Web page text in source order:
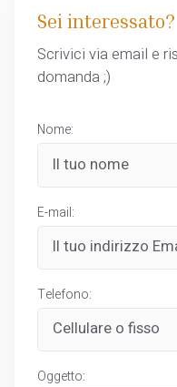
Sei interessato?
Scrivici via email e
domanda ;)
Nome:
E-mail:
Telefono:
Oggetto: